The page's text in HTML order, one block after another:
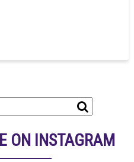
ON INSTAGRAM